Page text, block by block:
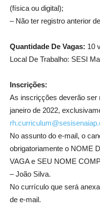
(física ou digital);
– Não ter registro anterior
Quantidade De Vagas: 10
Local De Trabalho: SESI
Inscrições:
As inscriçções deverão ser
janeiro de 2022,
No assunto do e-mail, o
obrigatoriamente o NOME
VAGA e SEU NOME
– João Silva.
No currículo que será
de e-mail.